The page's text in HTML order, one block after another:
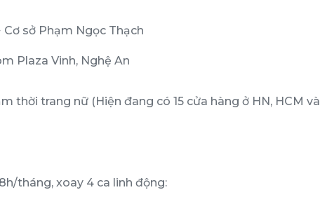
sở Phạm Ngọc Thạch
Plaza Vinh, Nghệ An
thời trang nữ (Hiện đang có 15 cửa hàng ở HN, HCM và
tháng, xoay 4 ca linh động: